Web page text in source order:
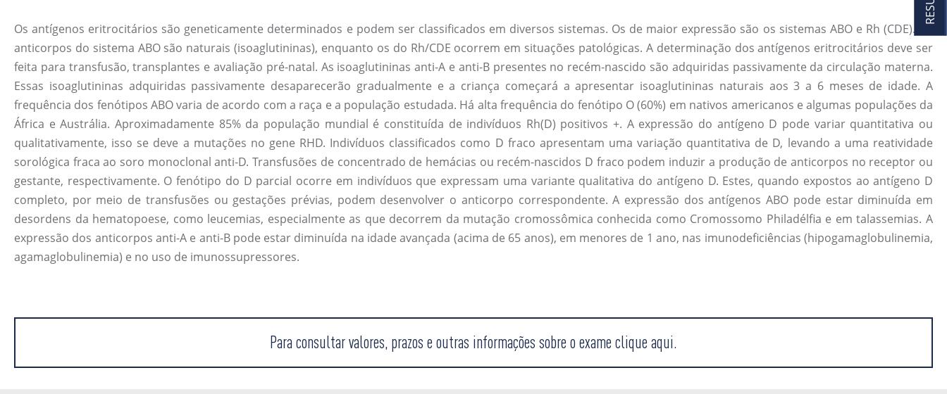
Os antígenos eritrocitários são geneticamente determinados e podem ser classificados em diversos sistemas. Os de maior expressão são os sistemas ABO e Rh (CDE). Os
anticorpos do sistema ABO são naturais (isoaglutininas), enquanto os do Rh/CDE ocorrem em situações patológicas. A determinação dos antígenos eritrocitários deve ser
feita para transfusão, transplantes e avaliação pré-natal. As isoaglutininas anti-A e anti-B presentes no recém-nascido são adquiridas passivamente da circulação materna.
Essas isoaglutininas adquiridas passivamente desaparecerão gradualmente e a criança começará a apresentar isoaglutininas naturais aos 3 a 6 meses de idade. A
frequência dos fenótipos ABO varia de acordo com a raça e a população estudada. Há alta frequência do fenótipo O (60%) em nativos americanos e algumas populações da
África e Austrália. Aproximadamente 85% da população mundial é constituída de indivíduos Rh(D) positivos +. A expressão do antígeno D pode variar quantitativa ou
qualitativamente, isso se deve a mutações no gene RHD. Indivíduos classificados como D fraco apresentam uma variação quantitativa de D, levando a uma reatividade
sorológica fraca ao soro monoclonal anti-D. Transfusões de concentrado de hemácias ou recém-nascidos D fraco podem induzir a produção de anticorpos no receptor ou
gestante, respectivamente. O fenótipo do D parcial ocorre em indivíduos que expressam uma variante qualitativa do antígeno D. Estes, quando expostos ao antígeno D
completo, por meio de transfusões ou gestações prévias, podem desenvolver o anticorpo correspondente. A expressão dos antígenos ABO pode estar diminuída em
desordens da hematopoese, como leucemias, especialmente as que decorrem da mutação cromossômica conhecida como Cromossomo Philadélfia e em talassemias. A
expressão dos anticorpos anti-A e anti-B pode estar diminuída na idade avançada (acima de 65 anos), em menores de 1 ano, nas imunodeficiências (hipogamaglobulinemia,
agamaglobulinemia) e no uso de imunossupressores.
Para consultar valores, prazos e outras informações sobre o exame clique aqui.